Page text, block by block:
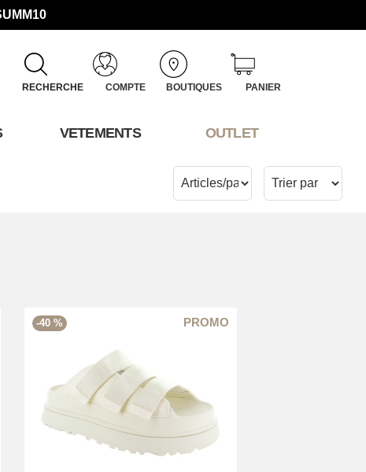
RECHERCHE COMPTE BOUTIQUES PANIER
VETEMENTS OUTLET
-40 %